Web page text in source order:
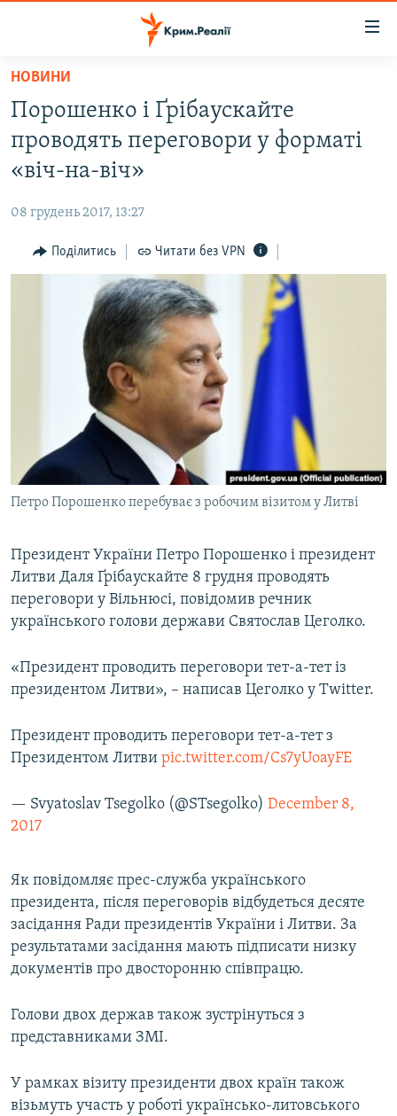
Перейти
основного
матеріалу
Перейти
до
основної
навігації
Перейти
до
ВОДА.КРИМ
ВІДЕО ТА ФОТО
БЛОГИ
ПОГЛЯД
ВСЕ ЗА ДЕНЬ
СПЕЦПРОЕКТИ
ДЕПОРТАЦІЯ
ВІДЕОУРОКИ «ELIFBE»
СВІДЧЕННЯ ОКУПАЦІЇ
УКРАЇНСЬКА ПРОБЛЕМА КРИМУ
ІНФОГРАФІКА
ЯК ОБІЙТИ БЛОКУВАННЯ
Qırımtatar
ДОЛУЧАЙСЯ!
Усі сайти RFE/RL
НОВИНИ
Порошенко і Ґрібаускайте
проводять переговори у форматі
«віч-на-віч»
08 грудень 2017, 13:27
Поділитись Читати без VPN
Петро Порошенко перебуває з робочим візитом у Литві
Президент України Петро Порошенко і президент
Литви Даля Ґрібаускайте 8 грудня проводять
переговори у Вільнюсі, повідомив речник
українського голови держави Святослав Цеголко.
«Президент проводить переговори тет-а-тет із
президентом Литви», – написав Цеголко у Twitter.
Президент проводить переговори тет-а-тет з
Президентом Литви pic.twitter.com/Cs7yUoayFE
— Svyatoslav Tsegolko (@STsegolko) December 8,
2017
Як повідомляє прес-служба українського
президента, після переговорів відбудеться десяте
засідання Ради президентів України і Литви. За
результатами засідання мають підписати низку
документів про двосторонню співпрацю.
Голови двох держав також зустрінуться з
представниками ЗМІ.
У рамках візиту президенти двох країн також
візьмуть участь у роботі українсько-литовського